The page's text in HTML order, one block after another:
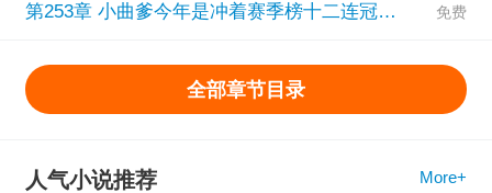
第253章 小曲爹今年是冲着赛季榜十二连冠去的！
全部章节目录
人气小说推荐 More+